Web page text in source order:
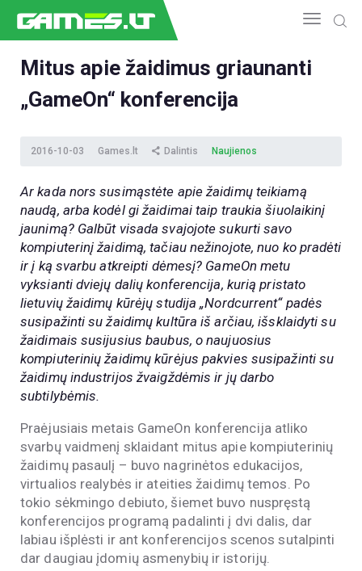
NAUJIENOS
ESPORTAS
VIDEO
APŽVALGOS
ŽAIDIMAI
Mitus apie žaidimus griaunanti
„GameOn“ konferencija
2016-10-03 Games.lt Dalintis Naujienos
Ar kada nors susimąstėte apie žaidimų teikiamą
naudą, arba kodėl gi žaidimai taip traukia šiuolaikinį
jaunimą? Galbūt visada svajojote sukurti savo
kompiuterinį žaidimą, tačiau nežinojote, nuo ko pradėti
ir į ką svarbu atkreipti dėmesį? GameOn metu
vyksianti dviejų dalių konferencija, kurią pristato
lietuvių žaidimų kūrėjų studija „Nordcurrent“ padės
susipažinti su žaidimų kultūra iš arčiau, išsklaidyti su
žaidimais susijusius baubus, o naujuosius
kompiuterinių žaidimų kūrėjus pakvies susipažinti su
žaidimų industrijos žvaigždėmis ir jų darbo
subtilybėmis.
Praėjusiais metais GameOn konferencija atliko
svarbų vaidmenį sklaidant mitus apie kompiuterinių
žaidimų pasaulį – buvo nagrinėtos edukacijos,
virtualios realybės ir ateities žaidimų temos. Po
tokio sėkmingo debiuto, šiemet buvo nuspręstą
konferencijos programą padalinti į dvi dalis, dar
labiau išplėsti ir ant konferencijos scenos sutalpinti
dar daugiau įdomių asmenybių ir istorijų.